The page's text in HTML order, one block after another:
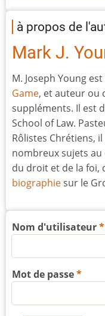
à propos de
Mark J.
M. Joseph Young
Game, et auteur ou
suppléments. Il est
School of Law.
Rôlistes Chrétiens,
nombreux sujets
du droit et de la foi,
biographiesur le
Nom d'utilisateur
Mot de passe